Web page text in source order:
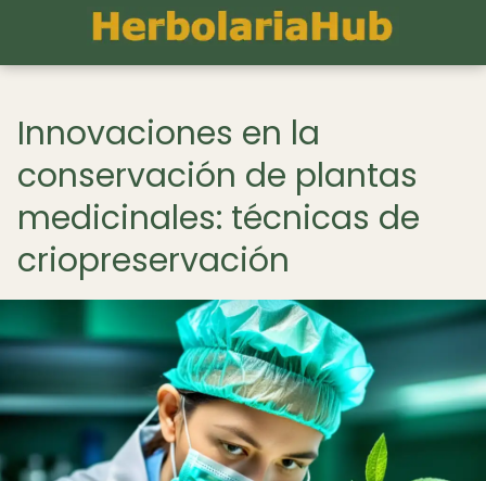
Innovaciones en la
conservación de plantas
medicinales: técnicas de
criopreservación